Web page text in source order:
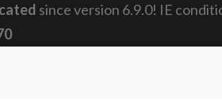
since version 6.9.0! IE